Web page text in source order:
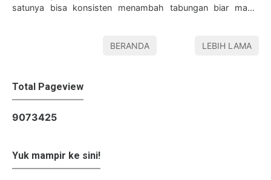
satunya bisa konsisten menambah tabungan biar makin
BERANDA LEBIH LAMA
Total Pageview
9073425
Yuk mampir ke sini!